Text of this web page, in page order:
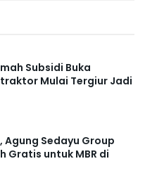
Subsidi Buka
Mulai Tergiur Jadi
Agung Sedayu Group
Gratis untuk MBR di